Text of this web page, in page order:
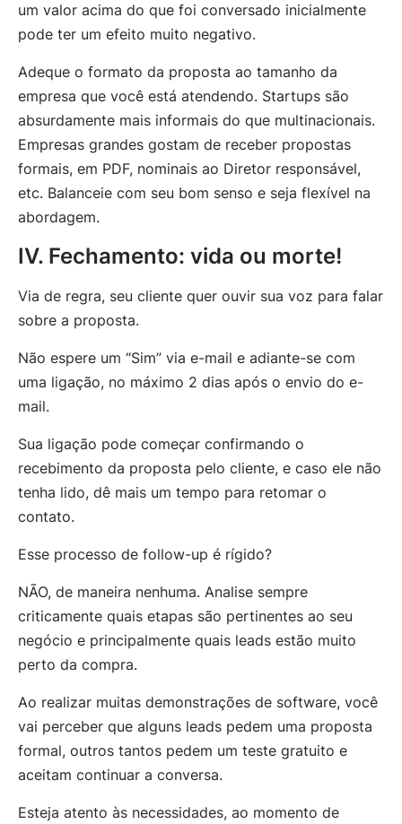
um valor acima do que foi conversado inicialmente
pode ter um efeito muito negativo.
Adeque o formato da proposta ao tamanho da
empresa que você está atendendo. Startups são
absurdamente mais informais do que multinacionais.
Empresas grandes gostam de receber propostas
formais, em PDF, nominais ao Diretor responsável,
etc. Balanceie com seu bom senso e seja flexível na
abordagem.
IV. Fechamento: vida ou morte!
Via de regra, seu cliente quer ouvir sua voz para falar
sobre a proposta.
Não espere um “Sim” via e-mail e adiante-se com
uma ligação, no máximo 2 dias após o envio do e-
mail.
Sua ligação pode começar confirmando o
recebimento da proposta pelo cliente, e caso ele não
tenha lido, dê mais um tempo para retomar o
contato.
Esse processo de follow-up é rígido?
NÃO, de maneira nenhuma. Analise sempre
criticamente quais etapas são pertinentes ao seu
negócio e principalmente quais leads estão muito
perto da compra.
Ao realizar muitas demonstrações de software, você
vai perceber que alguns leads pedem uma proposta
formal, outros tantos pedem um teste gratuito e
aceitam continuar a conversa.
Esteja atento às necessidades, ao momento de